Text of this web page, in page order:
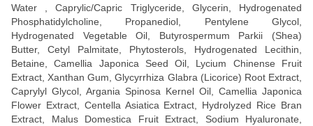
Water , Caprylic/Capric Triglyceride, Glycerin, Hydrogenated
Phosphatidylcholine, Propanediol, Pentylene Glycol,
Hydrogenated Vegetable Oil, Butyrospermum Parkii (Shea)
Butter, Cetyl Palmitate, Phytosterols, Hydrogenated Lecithin,
Betaine, Camellia Japonica Seed Oil, Lycium Chinense Fruit
Extract, Xanthan Gum, Glycyrrhiza Glabra (Licorice) Root Extract,
Caprylyl Glycol, Argania Spinosa Kernel Oil, Camellia Japonica
Flower Extract, Centella Asiatica Extract, Hydrolyzed Rice Bran
Extract, Malus Domestica Fruit Extract, Sodium Hyaluronate,